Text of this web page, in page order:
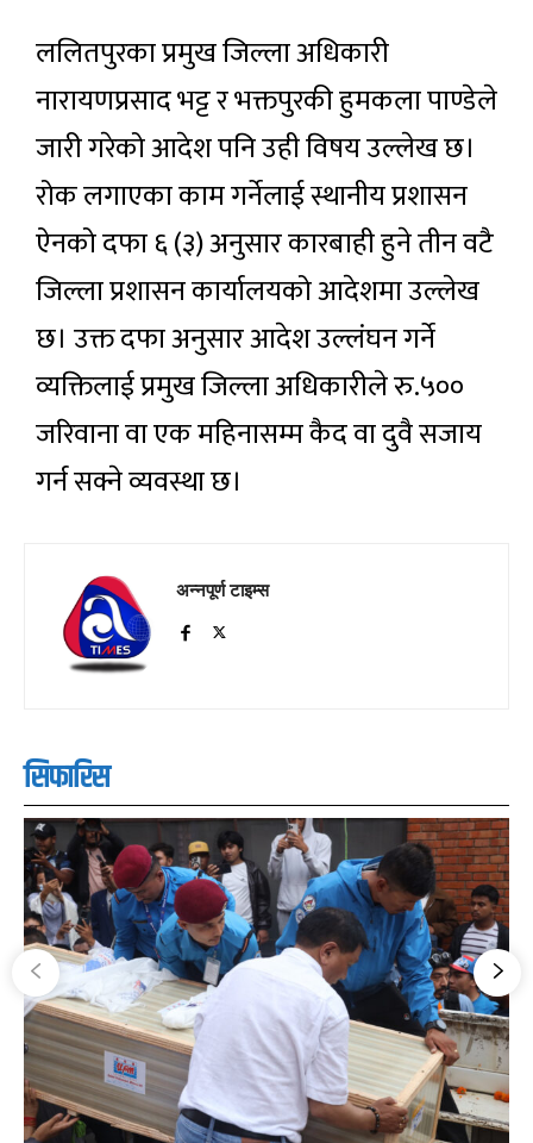
ललितपुरका प्रमुख जिल्ला अधिकारी
नारायणप्रसाद भट्ट र भक्तपुरकी हुमकला पाण्डेले
जारी गरेको आदेश पनि उही विषय उल्लेख छ।
रोक लगाएका काम गर्नेलाई स्थानीय प्रशासन
ऐनको दफा ६ (३) अनुसार कारबाही हुने तीन वटै
जिल्ला प्रशासन कार्यालयको आदेशमा उल्लेख
छ। उक्त दफा अनुसार आदेश उल्लंघन गर्ने
व्यक्तिलाई प्रमुख जिल्ला अधिकारीले रु.५००
जरिवाना वा एक महिनासम्म कैद वा दुवै सजाय
गर्न सक्ने व्यवस्था छ।
अन्नपूर्ण टाइम्स
सिफारिस